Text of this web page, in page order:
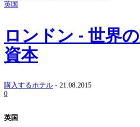
英国
ロンドン - 世界
資本
購入するホテル - 21.08.2015
0
英国